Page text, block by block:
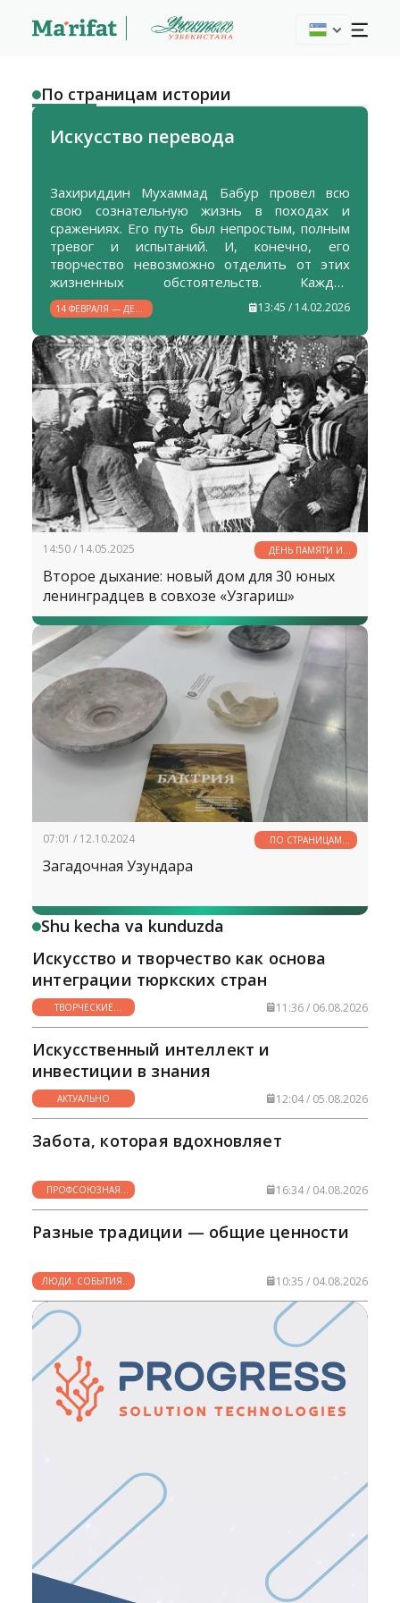
По страницам истории
Искусство перевода
Захириддин Мухаммад Бабур провел всю
свою сознательную жизнь в походах и
сражениях. Его путь был непростым, полным
тревог и испытаний. И, конечно, его
творчество невозможно отделить от этих
жизненных обстоятельств. Каждое
произведение Бабура словно дышит его
личными переживаниями, отражает его
радости и горести, победы и утраты. Именно
поэтому переводчик, работающий с его
текстами, должен понимать: поверхностный
подход здесь недопустим. Чтобы передать
глубину и силу его слов, необходимо
полностью погрузиться в мир Бабура, в его
эпоху и жизненные ситуации.
14 ФЕВРАЛЯ — ДЕНЬ
РОЖДЕНИЯ
ЗАХИРИДДИНА
МУХАММАДА БАБУРА
13:45 / 14.02.2026
14:50 / 14.05.2025
ДЕНЬ ПАМЯТИ И
ПОЧЕСТЕЙ
Второе дыхание: новый дом для 30 юных
ленинградцев в совхозе «Узгариш»
07:01 / 12.10.2024
ПО СТРАНИЦАМ
ИСТОРИИ
Загадочная Узундара
Shu kecha va kunduzda
Искусство и творчество как основа
интеграции тюркских стран
ТВОРЧЕСКИЕ
ГОРИЗОНТЫ
11:36 / 06.08.2026
Искусственный интеллект и
инвестиции в знания
АКТУАЛЬНО 12:04 / 05.08.2026
Забота, которая вдохновляет
ПРОФСОЮЗНАЯ
ЖИЗНЬ
16:34 / 04.08.2026
Разные традиции — общие ценности
ЛЮДИ. СОБЫТИЯ.
ФАКТЫ
10:35 / 04.08.2026